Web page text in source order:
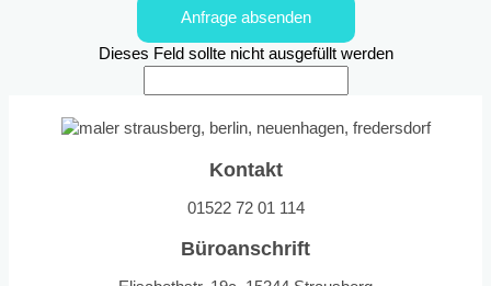
Anfrage absenden
Dieses Feld sollte nicht ausgefüllt werden
Kontakt
01522 72 01 114
Büroanschrift